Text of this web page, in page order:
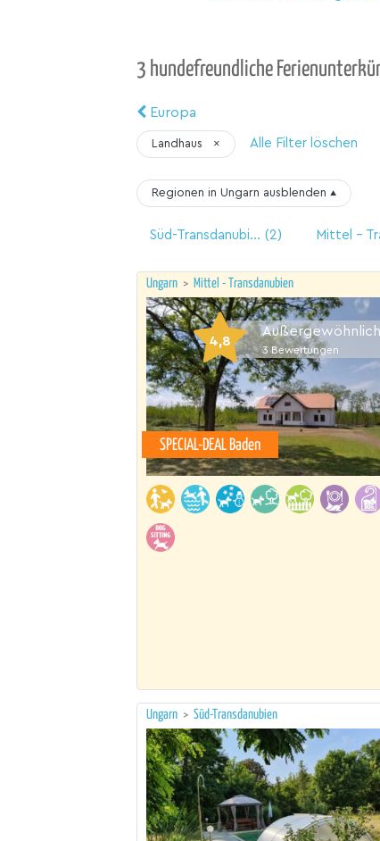
3 hundefreundliche
Europa
Landhaus × Alle Filter löschen
Regionen in Ungarn ausblenden ▴
Süd-Transdanubien (2)
Ungarn > Mittel - Transdanubien
4,8
Außergewöhnlich
3 Bewertungen
SPECIAL-DEAL Baden
Ungarn > Süd-Transdanubien